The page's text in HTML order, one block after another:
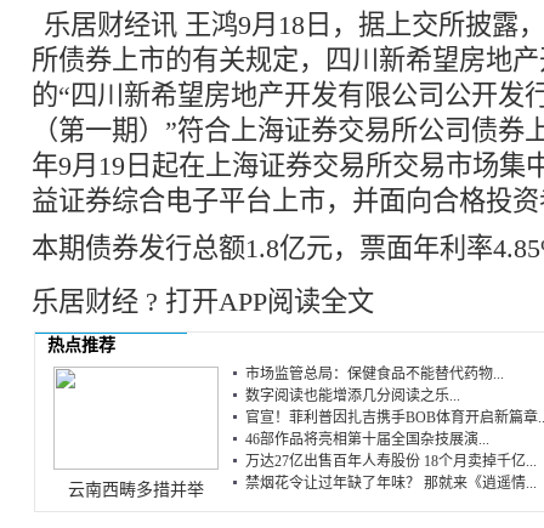
乐居财经讯 王鸿9月18日，据上交所披露
所债券上市的有关规定，四川新希望房地
的“四川新希望房地产开发有限公司公开发
（第一期）”符合上海证券交易所公司债券
年9月19日起在上海证券交易所交易市场集
益证券综合电子平台上市，并面向合格投
本期债券发行总额1.8亿元，票面年利率
乐居财经 ? 打开APP阅读全文
热点推荐
云南西畴多措并举
市场监管总局：保健食品不能替代药物...
数字阅读也能增添几分阅读之乐...
官宣！菲利普因扎吉携手BOB体育开启新篇章
46部作品将亮相第十届全国杂技展演...
万达27亿出售百年人寿股份 18个月卖掉千亿...
禁烟花令让过年缺了年味？ 那就来《逍遥情...